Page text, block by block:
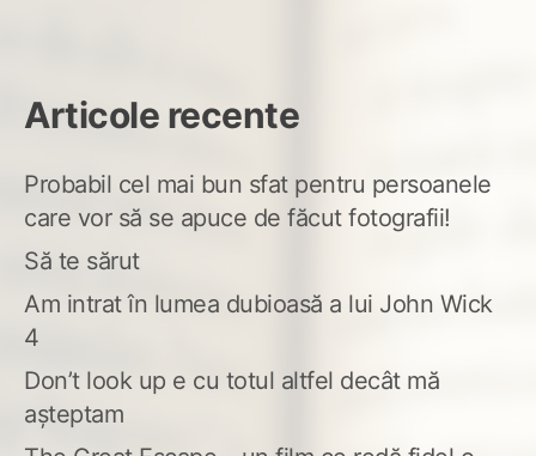
Articole recente
Probabil cel mai bun sfat pentru persoanele
care vor să se apuce de făcut fotografii!
Să te sărut
Am intrat în lumea dubioasă a lui John Wick
4
Don’t look up e cu totul altfel decât mă
așteptam